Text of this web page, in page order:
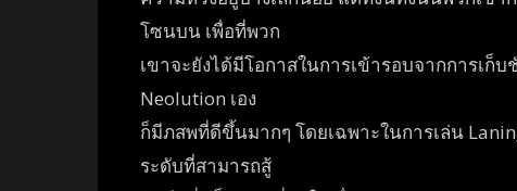
โซนบน เพื่อที่พวก
เขาจะยังได้มีโอกาสในการเข้ารอบจากการเ
Neolution เอง
ก็มีภสพที่ดีขึ้นมากๆ โดยเฉพาะในการเล่น
ระดับที่สามารถสู้